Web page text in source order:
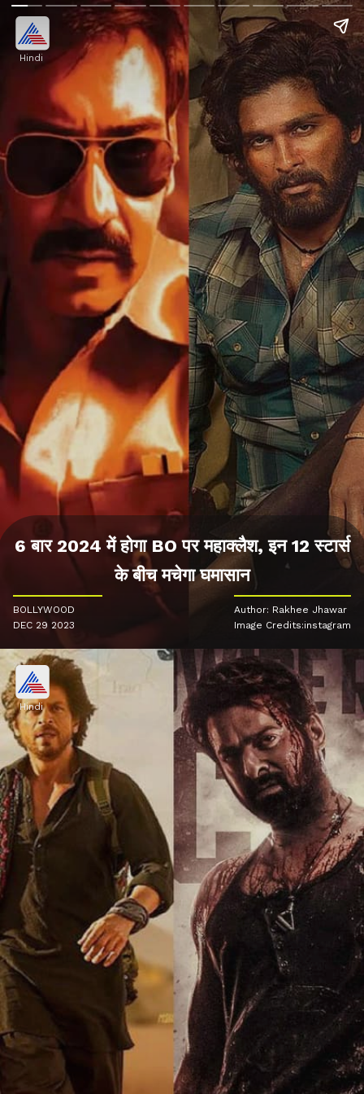
Hindi
6 बार 2024 में होगा BO पर महाक्लैश, इन 12 स्टार्स
के बीच मचेगा घमासान
BOLLYWOOD
DEC 29 2023
Author: Rakhee Jhawar
Image Credits:instagram
Hindi